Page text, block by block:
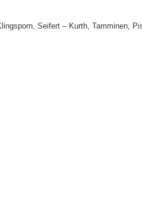
Seifert – Kurth, Tamminen,